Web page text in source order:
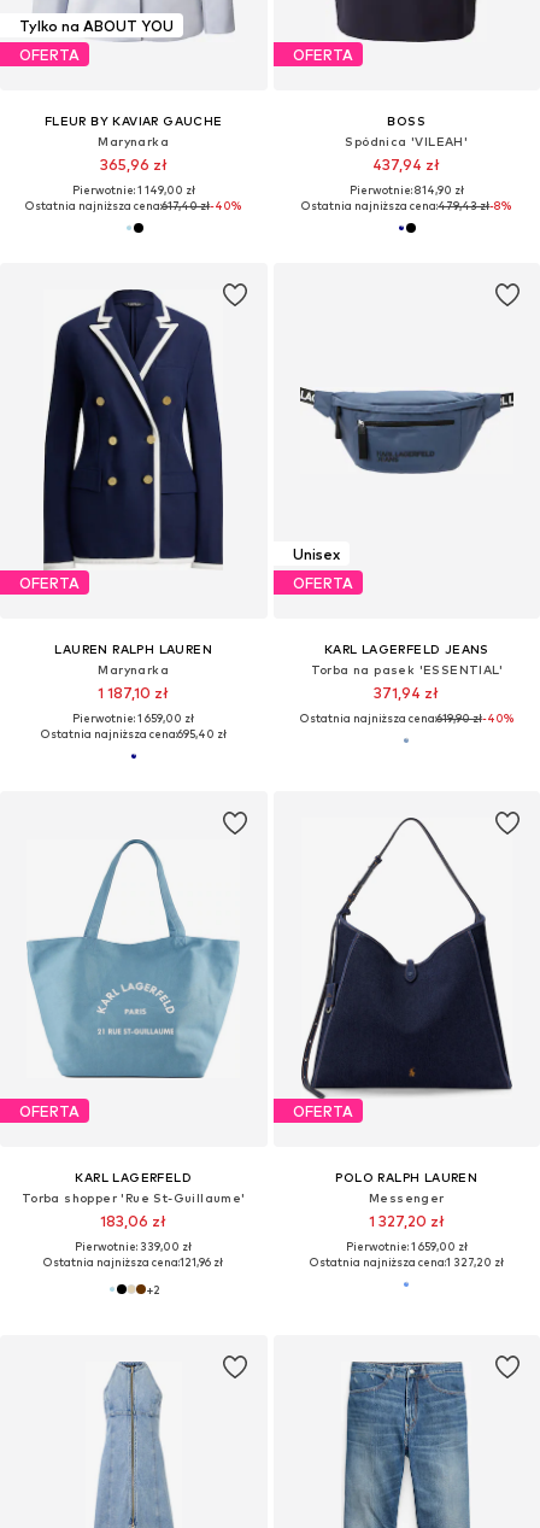
Tylko na ABOUT YOU
OFERTA
FLEUR BY KAVIAR GAUCHE
Marynarka
365,96 zł
Pierwotnie: 1 149,00 zł
Ostatnia najniższa cena:617,40 zł-40%
OFERTA
BOSS
Spódnica 'VILEAH'
437,94 zł
Pierwotnie: 814,90 zł
Ostatnia najniższa cena:479,43 zł-8%
OFERTA
LAUREN RALPH LAUREN
Marynarka
1 187,10 zł
Pierwotnie: 1 659,00 zł
Ostatnia najniższa cena:695,40 zł
Unisex
OFERTA
KARL LAGERFELD JEANS
Torba na pasek 'ESSENTIAL'
371,94 zł
Ostatnia najniższa cena:619,90 zł-40%
OFERTA
KARL LAGERFELD
Torba shopper 'Rue St-Guillaume'
183,06 zł
Pierwotnie: 339,00 zł
Ostatnia najniższa cena:121,96 zł
+2
OFERTA
POLO RALPH LAUREN
Messenger
1 327,20 zł
Pierwotnie: 1 659,00 zł
Ostatnia najniższa cena:1 327,20 zł